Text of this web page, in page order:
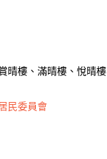
晴樓、滿晴樓、悅晴樓
民委員會